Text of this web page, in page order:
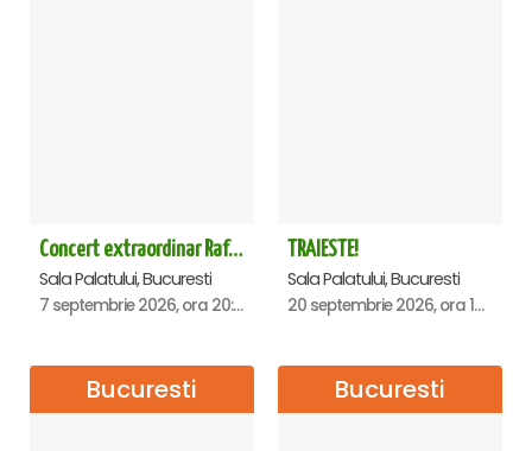
Concert extraordinar Rafet El Roman - Sala Palatului
Sala Palatului, Bucuresti
7 septembrie 2026, ora 20:00
TRAIESTE!
Sala Palatului, Bucuresti
20 septembrie 2026, ora 18:00
Bucuresti Bucuresti